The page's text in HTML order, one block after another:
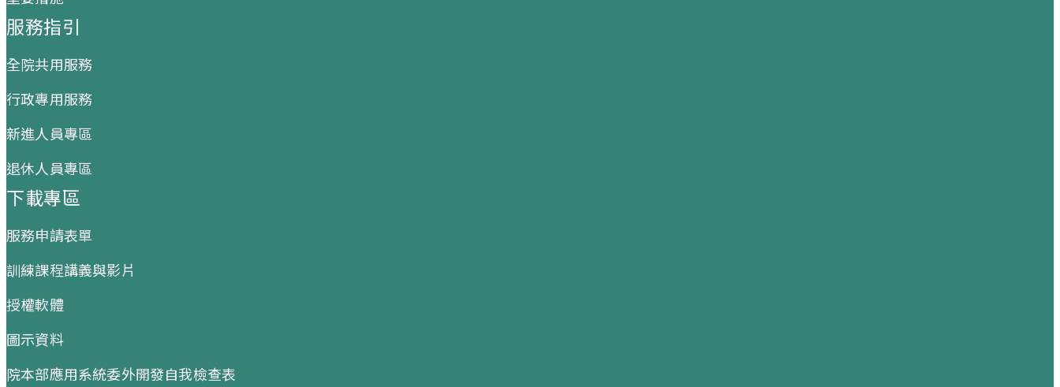
服務指引
全院共用服務
行政專用服務
新進人員專區
退休人員專區
下載專區
服務申請表單
訓練課程講義與影片
授權軟體
圖示資料
院本部應用系統委外開發自我檢查表